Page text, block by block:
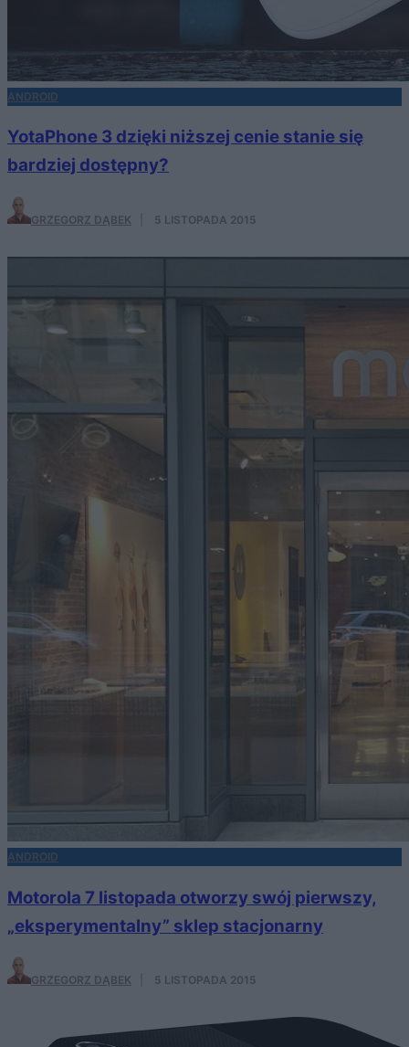
ANDROID
YotaPhone 3 dzięki niższej cenie stanie się
bardziej dostępny?
GRZEGORZ DĄBEK 5 LISTOPADA 2015
ANDROID
Motorola 7 listopada otworzy swój pierwszy,
„eksperymentalny” sklep stacjonarny
GRZEGORZ DĄBEK 5 LISTOPADA 2015